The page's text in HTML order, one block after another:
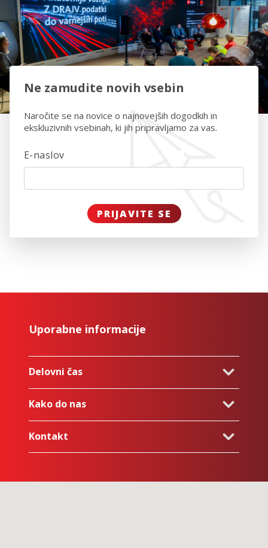
Ne zamudite novih vsebin
Naročite se na novice o najnovejših dogodkih in
ekskluzivnih vsebinah, ki jih pripravljamo za vas.
E-naslov
PRIJAVITE SE
Uporabne informacije
Delovni čas
Kako do nas
Kontakt